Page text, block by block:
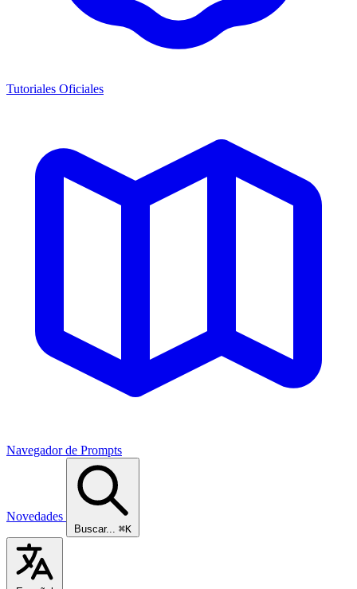
Tutoriales Oficiales
Navegador de Prompts
Novedades
Buscar... ⌘K